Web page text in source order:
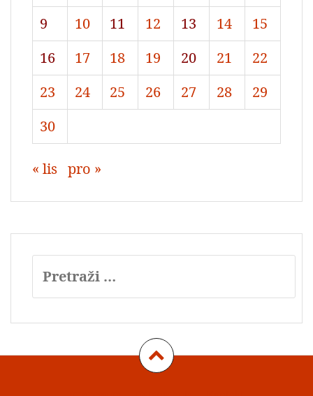
9
10 11 12 13 14
15
16
17 18 19 20 21
22
23
24 25 26 27 28
29
30
« lis pro »